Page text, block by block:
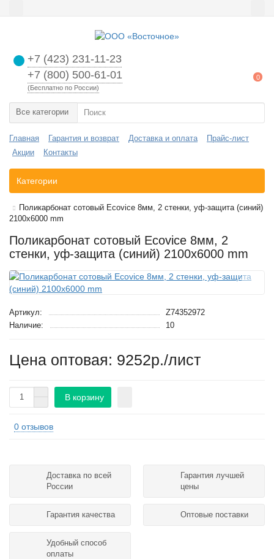
+7 (423) 231-11-23
+7 (800) 500-61-01
(Бесплатно по России)
0
Все категории
Главная Гарантия и возврат Доставка и оплата
Прайс-лист
Акции
Контакты
Категории
Поликарбонат сотовый Ecovice 8мм, 2 стенки, уф-защита (синий)
2100x6000 mm
Поликарбонат сотовый Ecovice 8мм, 2
стенки, уф-защита (синий) 2100x6000 mm
Артикул:
Z74352972
Наличие:
10
Цена оптовая: 9252р./лист
В корзину
0 отзывов
Доставка по всей
России
Гарантия лучшей
цены
Гарантия качества Оптовые поставки
Удобный способ
оплаты